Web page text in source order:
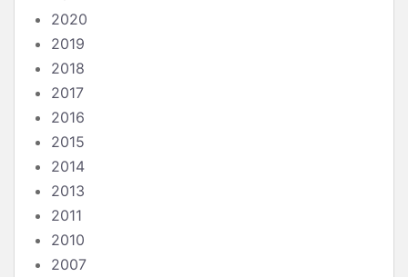
2020
2019
2018
2017
2016
2015
2014
2013
2011
2010
2007